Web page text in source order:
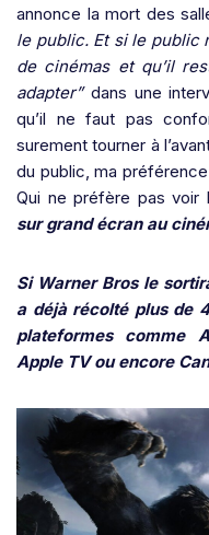
annonce la mort des
le public. Et si le public
de cinémas et qu’il
adapter”dans une
qu’il ne faut pas
surement tourner à
du public, ma
Qui ne préfère pas voir
sur grand écran au
Si Warner Bros le
a déjà récolté plus de
plateformes comme
Apple TV ou encore